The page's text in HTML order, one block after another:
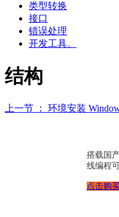
类型转换
接口
错误处理
开发工具。
结构
上一节 ： 环境安装
搭载国
线编程
点击购